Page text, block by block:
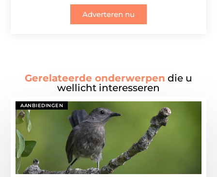
Adverteren nu
Gerelateerde onderwerpen die u
wellicht interesseren
AANBIEDINGEN